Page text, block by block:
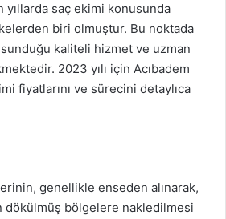
saç ekimi konusunda
biri olmuştur. Bu noktada
kaliteli hizmet ve uzman
2023 yılı için Acıbadem
fiyatlarını ve sürecini detaylıca
genellikle enseden alınarak,
dökülmüş bölgelere nakledilmesi